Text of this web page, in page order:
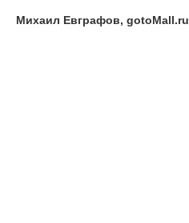
Михаил Евграфов, gotoMall.ru